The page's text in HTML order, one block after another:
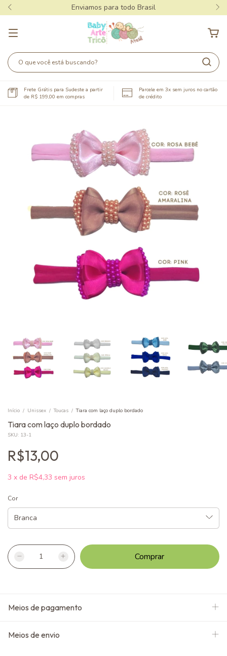
Enviamos para todo Brasil
Frete Grátis para Sudeste a partir
de R$ 199,00 em compras
Parcele em 3x sem juros no cartão
de crédito
Início / Unissex / Toucas / Tiara com laço duplo bordado
Tiara com laço duplo bordado
SKU: 13-1
R$13,00
3 x de R$4,33 sem juros
Cor
Meios de pagamento
Meios de envio